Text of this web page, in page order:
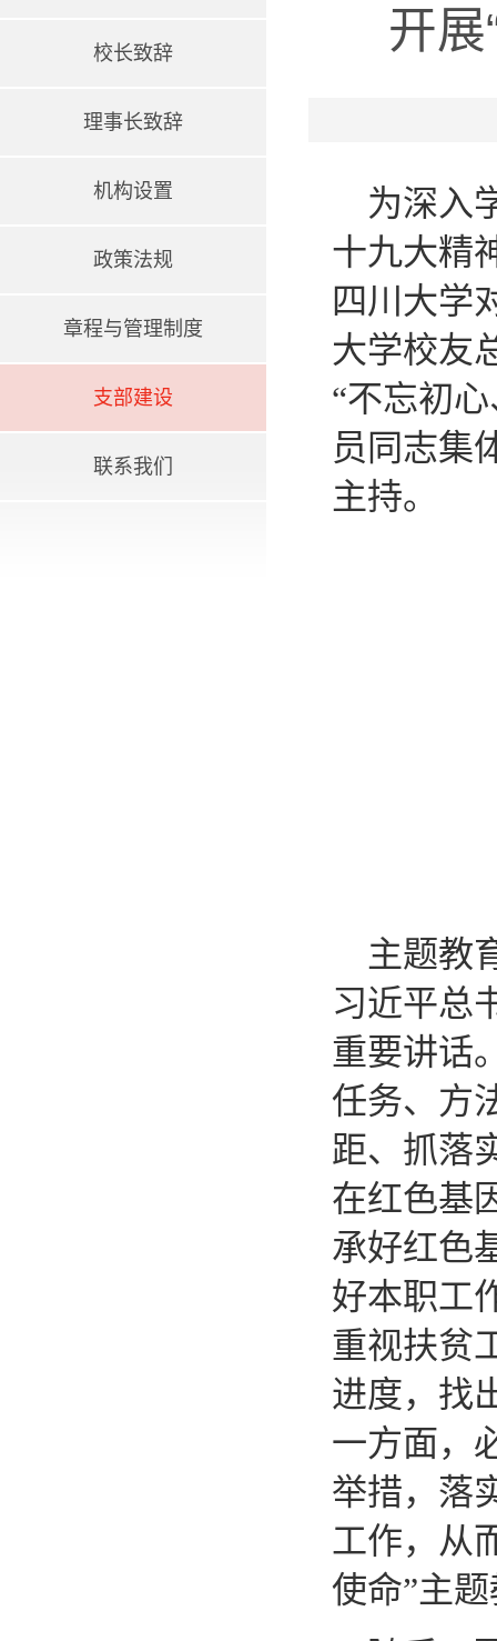
校长致辞
理事长致辞
机构设置
政策法规
章程与管理制度
支部建设
联系我们
开
为深入
十九大精
四川大学
大学校友
“不忘初
员同志集
主持。
主题教
习近平总
重要讲话
任务、方
距、抓落
在红色基
承好红色
好本职工
重视扶贫
进度，找
一方面，
举措，落
工作，从
使命”主